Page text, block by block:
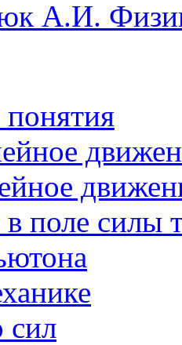
А.И.
поле силы
сил